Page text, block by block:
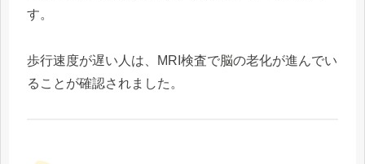
す。
歩行速度が遅い人は、MRI検査で脳の老化が進んでい
ることが確認されました。